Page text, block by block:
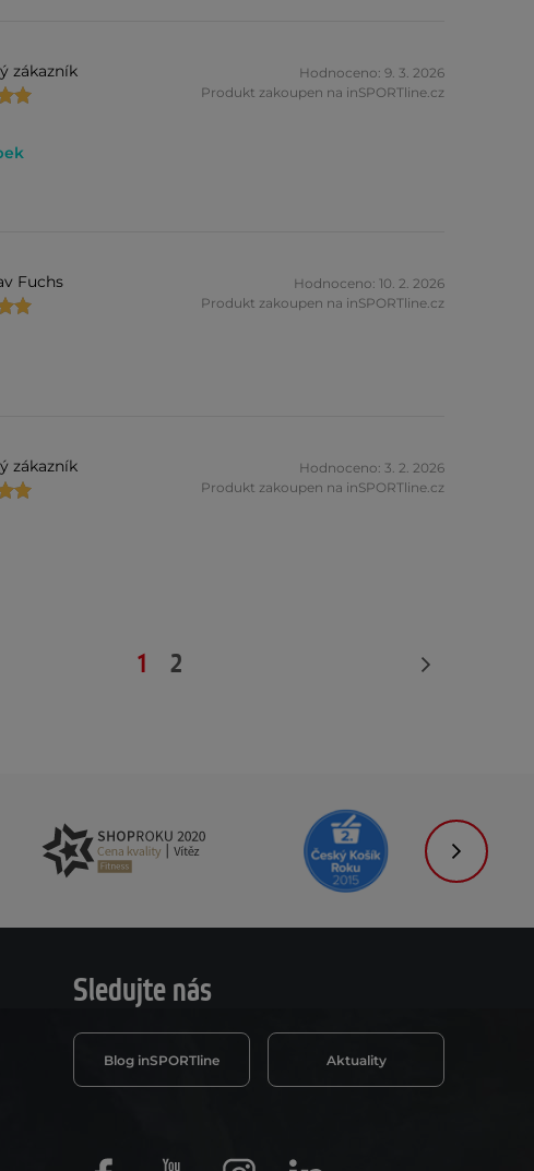
zákazník
Hodnoceno: 9. 3. 2026
Produkt zakoupen na inSPORTline.cz
Fuchs
Hodnoceno: 10. 2. 2026
Produkt zakoupen na inSPORTline.cz
zákazník
Hodnoceno: 3. 2. 2026
Produkt zakoupen na inSPORTline.cz
1 2
Sledujte nás
Blog inSPORTline Aktuality